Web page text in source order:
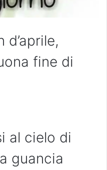
d’aprile,
fine di
al cielo di
guancia